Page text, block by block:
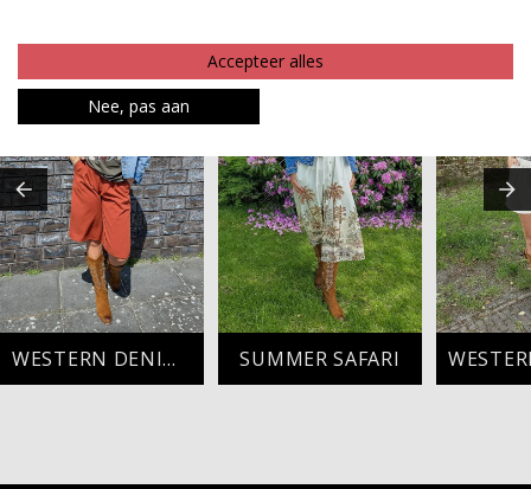
WESTERN DENIM VIBES SUMMER SAFARI
Accepteer alles
Nee, pas aan